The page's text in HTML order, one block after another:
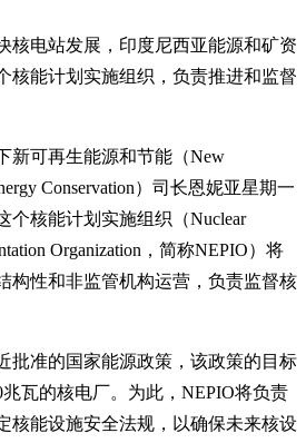
核电站发展，印度尼西亚能源和矿资
核能计划实施组织，负责推进和监督
新可再生能源和节能（New
Conservation）司长恩妮亚星期一
个核能计划实施组织（Nuclear
Organization，简称NEPIO）将
构性和非监管机构运营，负责监督核
批准的国家能源政策，该政策的目标
瓦的核电厂。为此，NEPIO将负责
核能设施安全法规，以确保未来核设